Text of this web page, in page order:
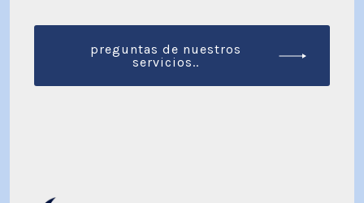
preguntas de nuestros
servicios..